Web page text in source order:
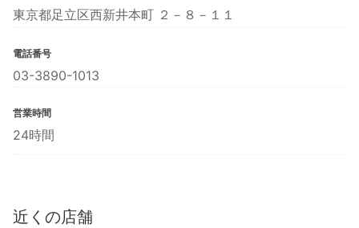
東京都足立区西新井本町 ２－８－１１
電話番号
03-3890-1013
営業時間
24時間
近くの店舗